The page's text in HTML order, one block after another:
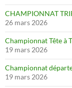
CHAMPIONNAT
26 mars 2026
Championnat Tête à
19 mars 2026
Championnat
19 mars 2026